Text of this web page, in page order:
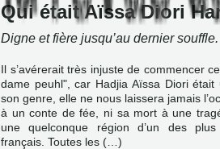
Qui était Aïssa Diori
Digne et fière jusqu’au dernier souffle.
Il s’avérerait très injuste de commencer
dame peuhl", car Hadjia Aïssa Diori
son genre, elle ne nous laissera jamais
à un conte de fée, ni sa mort à une
une quelconque région d’un des
français. Toutes les (…)